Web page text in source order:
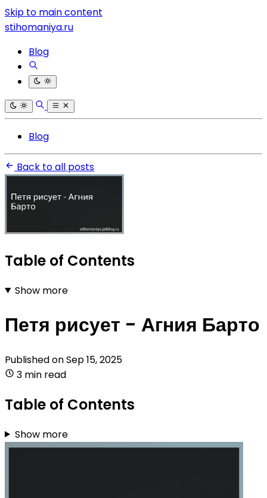
Skip to main content
stihomaniya.ru
Blog
Blog
Back to all posts
Table of Contents
Show more
Петя рисует - Агния Барто
Published onSep 15, 2025
3 min read
Table of Contents
Show more